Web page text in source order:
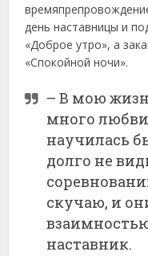
день наставницы и
«Доброе утро», а
«Спокойной ночи».
– В мою
много
научилась
долго не
скучаю, и
наставник.